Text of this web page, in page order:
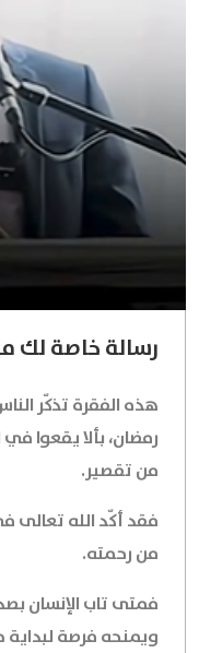
رسالة خاصة لك
هذه الفقرة تذكّر
رمضان، بألا يقعوا
من تقصير.
فقد أكّد الله تعالى
من رحمته.
فمتى تاب الإنسان
ويمنحه فرصة لبداية